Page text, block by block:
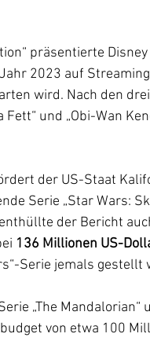
präsentierte
2023 auf
wird. Nach den
Fett“ und „Obi-Wan
der US-Staat
Serie „Star Wars:
der Bericht
136 Millionen US-
Serie jemals gestellt
„The Mandalorian“
von etwa 100